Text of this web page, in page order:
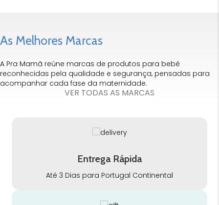
As Melhores Marcas
A Pra Mamã reúne marcas de produtos para bebé
reconhecidas pela qualidade e segurança, pensadas para
acompanhar cada fase da maternidade.
VER TODAS AS MARCAS
Entrega Rápida
Até 3 Dias para Portugal Continental